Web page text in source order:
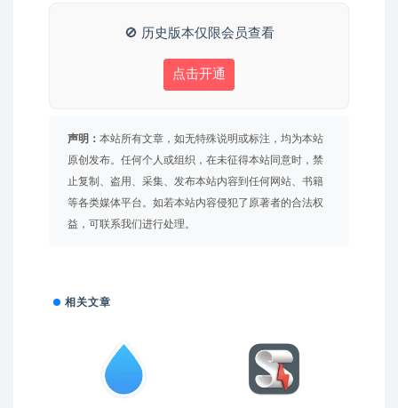
🚫 历史版本仅限会员查看
点击开通
声明： 本站所有文章，如无特殊说明或标注，均为本站
原创发布。任何个人或组织，在未征得本站同意时，禁
止复制、盗用、采集、发布本站内容到任何网站、书籍
等各类媒体平台。如若本站内容侵犯了原著者的合法权
益，可联系我们进行处理。
相关文章